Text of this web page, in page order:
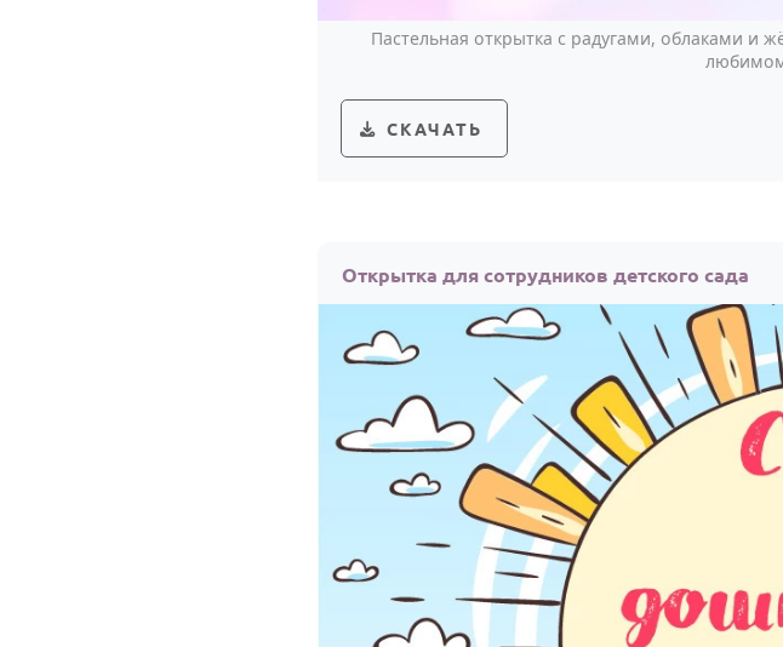
Пастельная открытка с радугами, облаками и
СКАЧАТЬ
Открытка для сотрудников детского сада